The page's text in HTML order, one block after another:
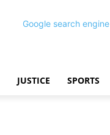
JUSTICE SPORTS